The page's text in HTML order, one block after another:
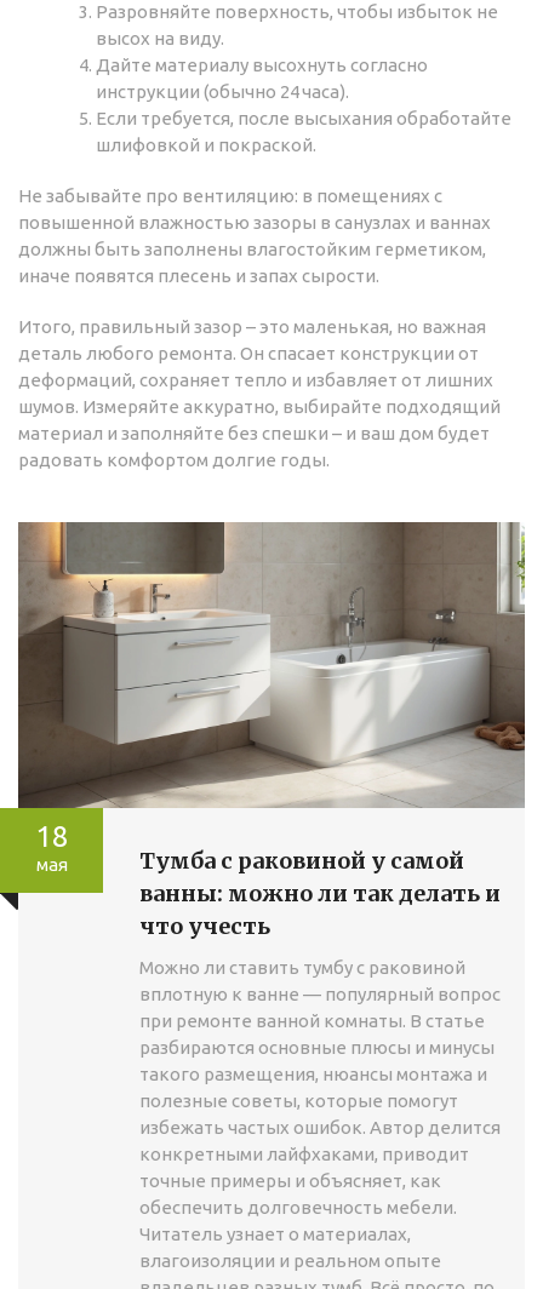
Разровняйте поверхность, чтобы избыток не
высох на виду.
Дайте материалу высохнуть согласно
инструкции (обычно 24 часа).
Если требуется, после высыхания обработайте
шлифовкой и покраской.
Не забывайте про вентиляцию: в помещениях с
повышенной влажностью зазоры в санузлах и ваннах
должны быть заполнены влагостойким герметиком,
иначе появятся плесень и запах сырости.
Итого, правильный зазор – это маленькая, но важная
деталь любого ремонта. Он спасает конструкции от
деформаций, сохраняет тепло и избавляет от лишних
шумов. Измеряйте аккуратно, выбирайте подходящий
материал и заполняйте без спешки – и ваш дом будет
радовать комфортом долгие годы.
18
мая
Тумба с раковиной у самой
ванны: можно ли так делать и
что учесть
Можно ли ставить тумбу с раковиной
вплотную к ванне — популярный вопрос
при ремонте ванной комнаты. В статье
разбираются основные плюсы и минусы
такого размещения, нюансы монтажа и
полезные советы, которые помогут
избежать частых ошибок. Автор делится
конкретными лайфхаками, приводит
точные примеры и объясняет, как
обеспечить долговечность мебели.
Читатель узнает о материалах,
влагоизоляции и реальном опыте